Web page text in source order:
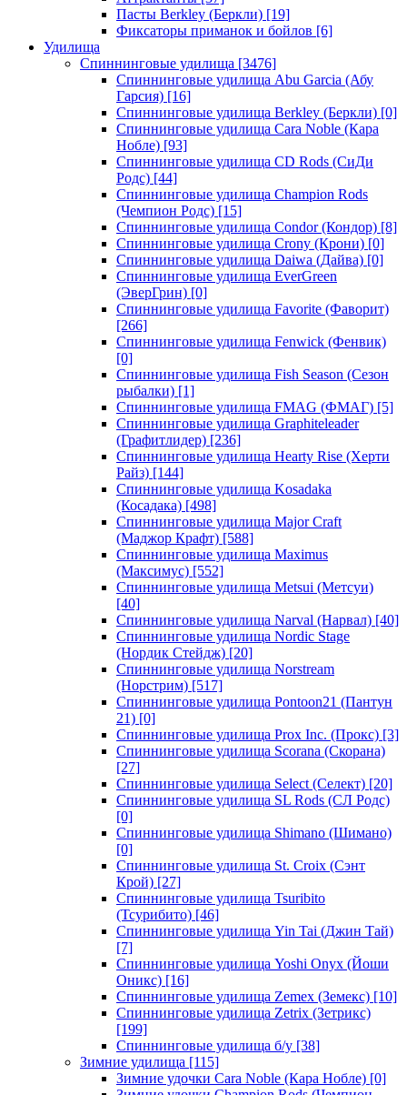
Пасты Berkley (Беркли) [19]
Фиксаторы приманок и бойлов [6]
Удилища
Спиннинговые удилища [3476]
Спиннинговые удилища Abu Garcia (Абу
Гарсия) [16]
Спиннинговые удилища Berkley (Беркли) [0]
Спиннинговые удилища Cara Noble (Кара
Нобле) [93]
Спиннинговые удилища CD Rods (СиДи
Родс) [44]
Спиннинговые удилища Champion Rods
(Чемпион Родс) [15]
Спиннинговые удилища Condor (Кондор) [8]
Спиннинговые удилища Crony (Крони) [0]
Спиннинговые удилища Daiwa (Дайва) [0]
Спиннинговые удилища EverGreen
(ЭверГрин) [0]
Спиннинговые удилища Favorite (Фаворит)
[266]
Спиннинговые удилища Fenwick (Фенвик)
[0]
Спиннинговые удилища Fish Season (Сезон
рыбалки) [1]
Спиннинговые удилища FMAG (ФМАГ) [5]
Спиннинговые удилища Graphiteleader
(Графитлидер) [236]
Спиннинговые удилища Hearty Rise (Херти
Райз) [144]
Спиннинговые удилища Kosadaka
(Косадака) [498]
Спиннинговые удилища Major Craft
(Маджор Крафт) [588]
Спиннинговые удилища Maximus
(Максимус) [552]
Спиннинговые удилища Metsui (Метсуи)
[40]
Спиннинговые удилища Narval (Нарвал) [40]
Спиннинговые удилища Nordic Stage
(Нордик Стейдж) [20]
Спиннинговые удилища Norstream
(Норстрим) [517]
Спиннинговые удилища Pontoon21 (Пантун
21) [0]
Спиннинговые удилища Prox Inc. (Прокс) [3]
Спиннинговые удилища Scorana (Скорана)
[27]
Спиннинговые удилища Select (Селект) [20]
Спиннинговые удилища SL Rods (СЛ Родс)
[0]
Спиннинговые удилища Shimano (Шимано)
[0]
Спиннинговые удилища St. Croix (Сэнт
Крой) [27]
Спиннинговые удилища Tsuribito
(Тсурибито) [46]
Спиннинговые удилища Yin Tai (Джин Тай)
[7]
Спиннинговые удилища Yoshi Onyx (Йоши
Оникс) [16]
Спиннинговые удилища Zemex (Земекс) [10]
Спиннинговые удилища Zetrix (Зетрикс)
[199]
Спиннинговые удилища б/у [38]
Зимние удилища [115]
Зимние удочки Cara Noble (Кара Нобле) [0]